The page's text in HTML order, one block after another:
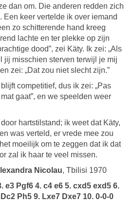
dan om. Die anderen redden zich
Een keer vertelde ik over iemand
zo schitterende hand kreeg
lachte en ter plekke op zijn
dood”, zei Käty. Ik zei: „Als
jij misschien sterven terwijl je mij
zei: „Dat zou niet slecht zijn.”
competitief, dus ik zei: „Pas
gaat”, en we speelden weer
hartstilstand; ik weet dat Käty,
was verteld, er vrede mee zou
moeilijk om te zeggen dat ik dat
zal ik haar te veel missen.
Nicolau, Tbilisi 1970
e3 Pgf6 4. c4 e6 5. cxd5 exd5 6.
Ph5 9. Lxe7 Dxe7 10. 0-0-0